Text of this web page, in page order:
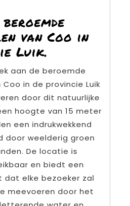
van Coo in
Luik.
aan de beroemde
in de provincie Luik
door dit natuurlijke
hoogte van 15 meter
een indrukwekkend
door weelderig groen
De locatie is
en biedt een
elke bezoeker zal
meevoeren door het